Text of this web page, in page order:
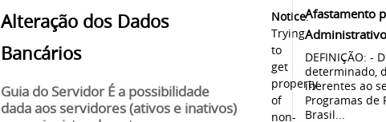
Alteração dos Dados
Bancários
Guia do Servidor É a possibilidade
dada aos servidores (ativos e inativos)
Notice:
Trying
to
get
property
of
non-
Afastamento
Administrativo
DEFINIÇÃO: -
determinado,
inerentes ao
Programas de
Brasil...